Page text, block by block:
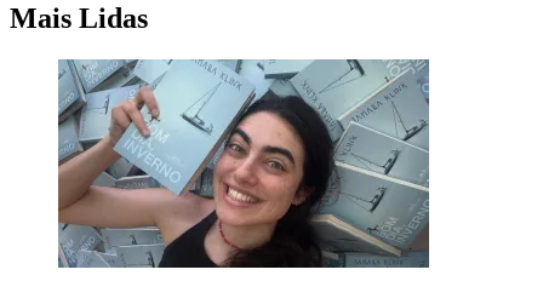
Mais Lidas